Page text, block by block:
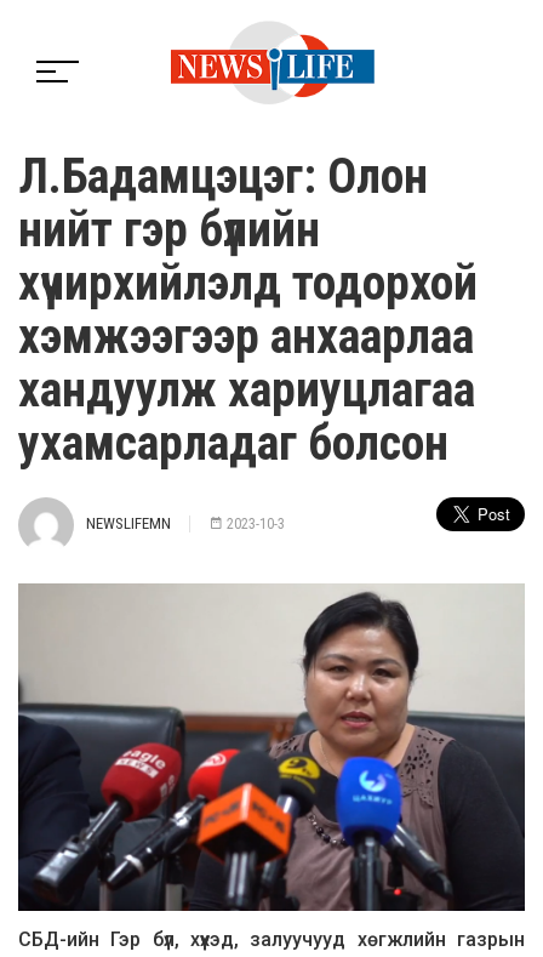
Л.Бадамцэцэг: Олон
нийт гэр бүлийн
хүчирхийлэлд тодорхой
хэмжээгээр анхаарлаа
хандуулж хариуцлагаа
ухамсарладаг болсон
NEWSLIFEMN 2023-10-3
СБД-ийн Гэр бүл, хүүхэд, залуучууд хөгжлийн газрын